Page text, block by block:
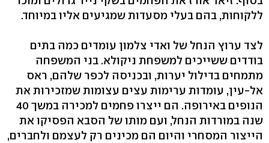
ללקוחות, בהם בעלי מסעדות שמגיעים אליו במיוחד.
לצד ערוץ הנחל של ואדי צלמון עומדים כמה בתים
בודדים ששייכים למשפחת ניקולא. בני המשפחה
מתמחים בדילול יערות, ובכניסה לכפר שלהם, ראס
אל-עין, עומדות ערימות עצים עצומות שמזכירות את
הנופים באירופה. הם ייצרו פחמים למכירה במשך 40
שנה במורדות הנחל, ועם מותו של הסבא הפסיקו את
הייצור המסחרי והיום הם מכינים רק לעצמם ולחברים,